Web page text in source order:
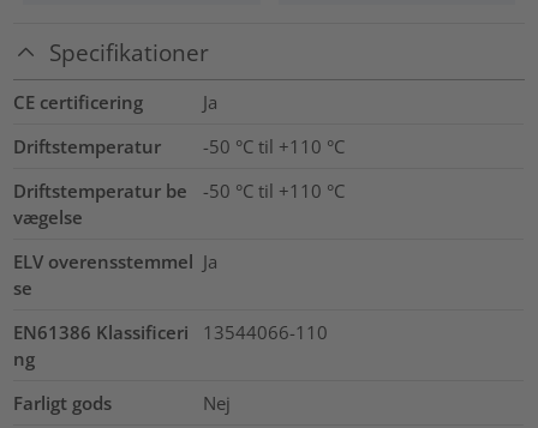
Specifikationer
CE certificering
Ja
Driftstemperatur
-50 °C til +110 °C
Driftstemperatur be
vægelse
-50 °C til +110 °C
ELV overensstemmel
se
Ja
EN61386 Klassificeri
ng
13544066-110
Farligt gods
Nej